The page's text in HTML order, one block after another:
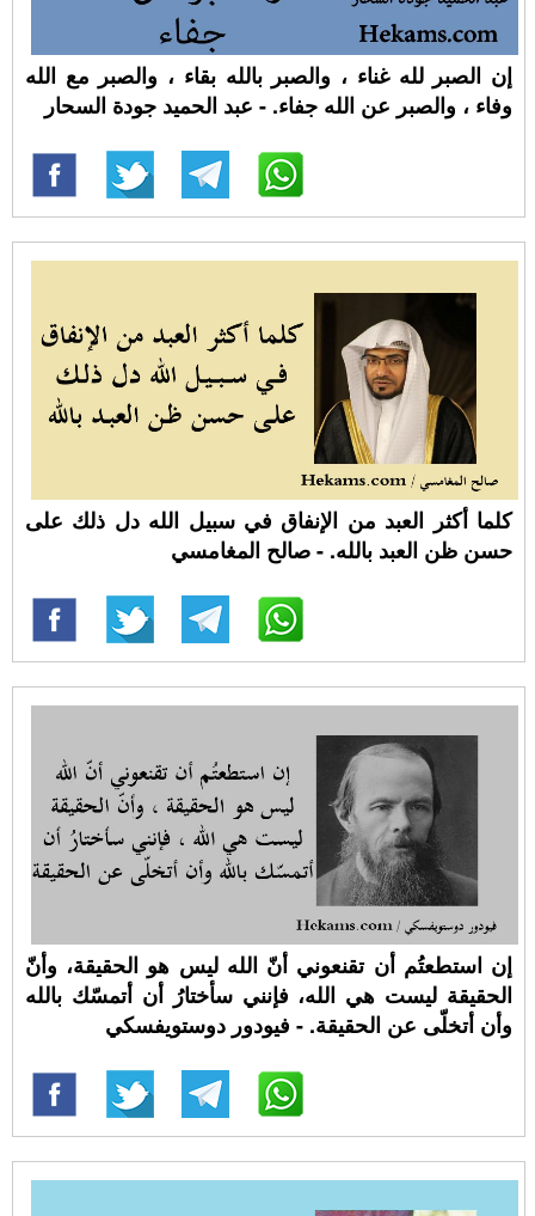
إن الصبر لله غناء ، والصبر بالله بقاء ، والصبر مع الله
وفاء ، والصبر عن الله جفاء. - عبد الحميد جودة السحار
كلما أكثر العبد من الإنفاق في سبيل الله دل ذلك على
حسن ظن العبد بالله. - صالح المغامسي
إن استطعتُم أن تقنعوني أنّ الله ليس هو الحقيقة، وأنّ
الحقيقة ليست هي الله، فإنني سأختارُ أن أتمسّك بالله
وأن أتخلّى عن الحقيقة. - فيودور دوستويفسكي